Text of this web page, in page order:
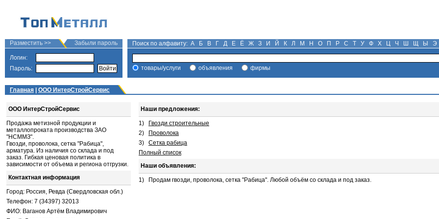
Разместить >> Забыли пароль
Логин:
Пароль:
Поиск по алфавиту: А Б В Г Д Е Ё Ж З И Й К Л М Н О П Р С Т У Ф Х Ц Ч Ш Щ Ы Э
товары/услуги объявления фирмы
Главная ООО ИнтерСтройСервис
ООО ИнтерСтройСервис
Продажа метизной продукции и
металлопроката производства ЗАО
"НСММЗ".
Гвозди, проволока, сетка "Рабица",
арматура. Из наличия со склада и под
заказ. Гибкая ценовая политика в
зависимости от объема и региона отгрузки.
Контактная информация
Город: Россия, Ревда (Свердловская обл.)
Телефон: 7 (34397) 32013
ФИО: Ваганов Артём Владимирович
Наши предложения:
1)
Гвозди строительные
2)
Проволока
3)
Сетка рабица
Полный список
Наши объявления:
1) Продам гвозди, проволока, сетка "Рабица". Любой объём со склада и под заказ.